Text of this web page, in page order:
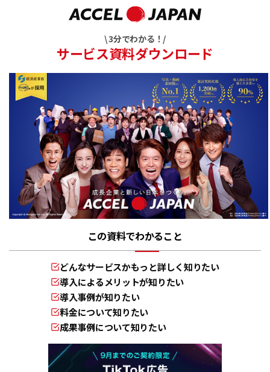
\ 3分でわかる！/
サービス資料ダウンロード
この資料でわかること
どんなサービスかもっと詳しく知りたい
導入によるメリットが知りたい
導入事例が知りたい
料金について知りたい
成果事例について知りたい